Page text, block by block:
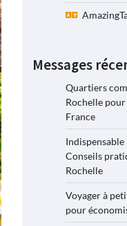
Messages
Quartiers
Rochelle
France
Conseils
Rochelle
Voyager à
pour